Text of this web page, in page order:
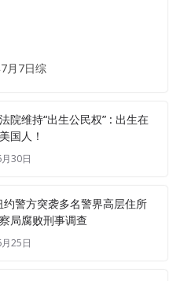
月7日综
院维持“出生公民权” : 出生在
国人！
30日
约警方突袭多名警界高层住所
局腐败刑事调查
25日